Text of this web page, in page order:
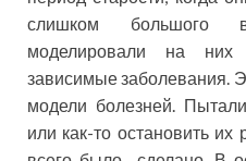
слишком большого
моделировали на них
зависимые заболевания.
модели болезней.
или как-то остановить